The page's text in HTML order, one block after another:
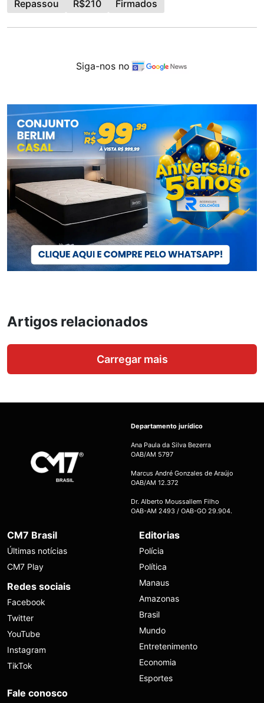
Repassou
R$210 Firmados
Siga-nos no
Artigos relacionados
Carregar mais
Departamento jurídico
Ana Paula da Silva Bezerra
OAB/AM 5797
Marcus André Gonzales de Araújo
OAB/AM 12.372
Dr. Alberto Moussallem Filho
OAB-AM 2493 / OAB-GO 29.904.
CM7 Brasil
Últimas notícias
CM7 Play
Redes sociais
Facebook
Twitter
YouTube
Instagram
TikTok
Editorias
Polícia
Política
Manaus
Amazonas
Brasil
Mundo
Entretenimento
Economia
Esportes
Fale conosco